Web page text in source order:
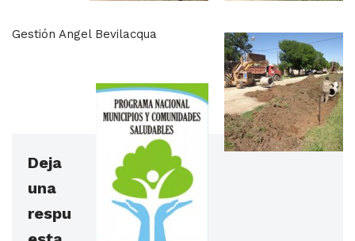
Gestión Angel Bevilacqua
Deja
una
respu